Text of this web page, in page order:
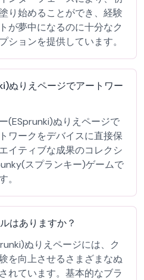
り始めることができ、経験
が夢中になるのに十分なク
ションを提供しています。
ぬりえページでアートワー
(ESprunki)ぬりえページで
ワークをデバイスに直接保
イティブな成果のコレクシ
スプランキー)ゲームで
。
はありますか？
ぬりえページには、ク
を向上させるさまざまなぬ
れています。基本的なブラ